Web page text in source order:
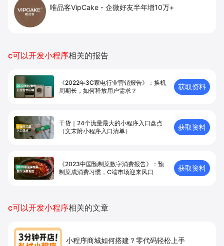
唯品客VipCake - 企微好友半年增10万+
c可以开发小程序相关的报告
《2022年3C家电行业营销报告》：换机
周期长，如何释放用户需求？
获取资料
干货｜24个流量最大的小程序入口盘点
（文末附小程序入口清单）
获取资料
《2023中国预制菜数字消费报告》：预
制菜成消费习惯，C端市场迎来风口
获取资料
c可以开发小程序相关的文章
小程序商城如何搭建？零代码轻松上手